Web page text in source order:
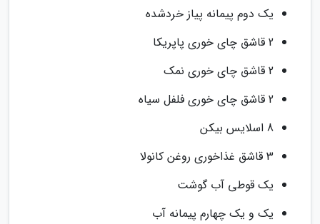
یک دوم پیمانه پیاز خردشده
2 قاشق چای خوری پاپریکا
2 قاشق چای خوری نمک
2 قاشق چای خوری فلفل سیاه
8 اسلایس بیکن
3 قاشق غذاخوری روغن کانولا
یک قوطی آب گوشت
یک و یک چهارم پیمانه آب